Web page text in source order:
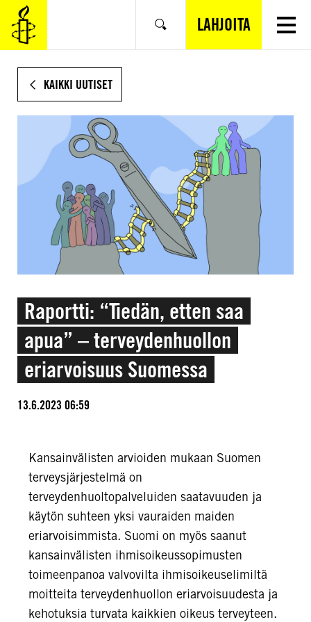
SIIRRY
VARSINAISEEN
SISÄLTÖÖN
Hae LAHJOITA
KAIKKI UUTISET
Raportti: “Tiedän, etten saa
apua” – terveydenhuollon
eriarvoisuus Suomessa
13.6.2023 06:59
Kansainvälisten arvioiden mukaan Suomen
terveysjärjestelmä on
terveydenhuoltopalveluiden saatavuuden ja
käytön suhteen yksi vauraiden maiden
eriarvoisimmista. Suomi on myös saanut
kansainvälisten ihmisoikeussopimusten
toimeenpanoa valvovilta ihmisoikeuselimiltä
moitteita terveydenhuollon eriarvoisuudesta ja
kehotuksia turvata kaikkien oikeus terveyteen.